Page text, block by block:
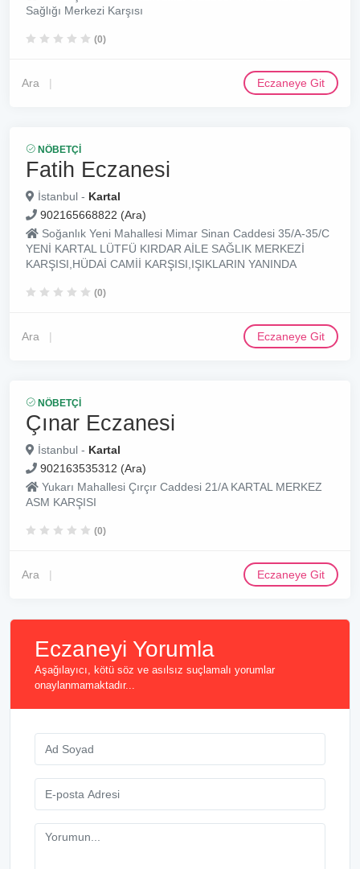
Sağlığı Merkezi Karşısı
(0)
Ara Eczaneye Git
NÖBETÇI
Fatih Eczanesi
İstanbul - Kartal
902165668822 (Ara)
Soğanlık Yeni Mahallesi Mimar Sinan Caddesi 35/A-35/C
YENİ KARTAL LÜTFÜ KIRDAR AİLE SAĞLIK MERKEZİ
KARŞISI,HÜDAİ CAMİİ KARŞISI,IŞIKLARIN YANINDA
(0)
Ara Eczaneye Git
NÖBETÇI
Çınar Eczanesi
İstanbul - Kartal
902163535312 (Ara)
Yukarı Mahallesi Çırçır Caddesi 21/A KARTAL MERKEZ
ASM KARŞISI
(0)
Ara Eczaneye Git
Eczaneyi Yorumla
Aşağılayıcı, kötü söz ve asılsız suçlamalı yorumlar
onaylanmamaktadır...